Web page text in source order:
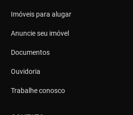
Imóveis para alugar
Anuncie seu imóvel
Documentos
Ouvidoria
Trabalhe conosco